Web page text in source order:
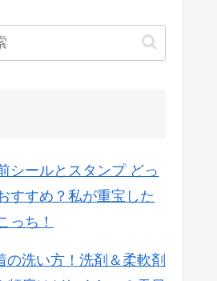
シールとスタンプ どっ
すすめ？私が重宝した
っち！
の洗い方！洗剤＆柔軟剤